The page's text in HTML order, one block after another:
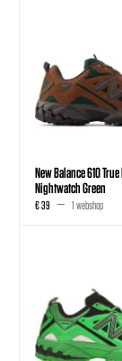
New Balance 610
Nightwatch Green
€ 39 1 webshop